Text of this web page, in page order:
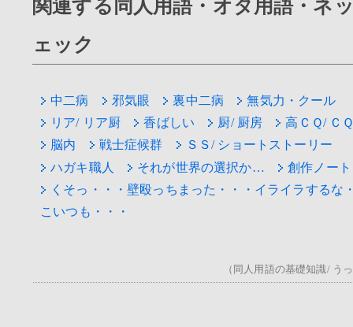
関連する同人用語・オタ用語・ネ
ェック
中二病 邪気眼 裏中二病
無気力・クール
リア/ リア厨
香ばしい 厨/ 厨房
高ＣＱ/ Ｃ
脳内
戦士症候群
ＳＳ/ ショートストーリー
ハガキ職人
それが世界の選択か…
創作ノート
くそっ・・・壁殴っちまった・・・イライラするな
こいつも・・・
（同人用語の基礎知識/ う